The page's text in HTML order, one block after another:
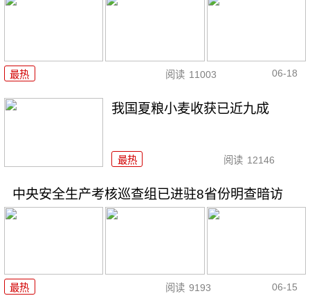
最热 阅读 11003 06-18
我国夏粮小麦收获已近九成
最热 阅读 12146
中央安全生产考核巡查组已进驻8省份明查暗访
最热 阅读 9193 06-15